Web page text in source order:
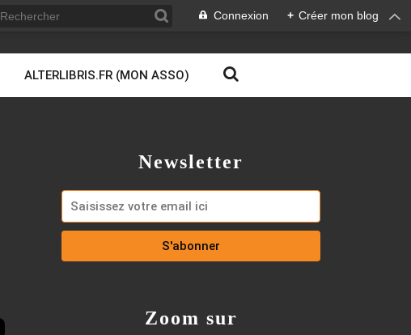
Connexion + Créer mon blog
ALTERLIBRIS.FR (MON ASSO)
Newsletter
Zoom sur